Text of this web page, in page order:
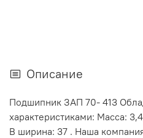
Описание
Подшипник ЗАП 70- 413
характеристиками: Масса:
В ширина: 37 . Наша